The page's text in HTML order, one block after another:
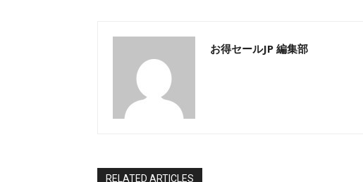
お得セールJP 編集部
RELATED ARTICLES